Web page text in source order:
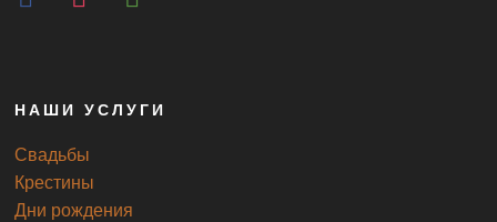
НАШИ УСЛУГИ
Свадьбы
Крестины
Дни рождения